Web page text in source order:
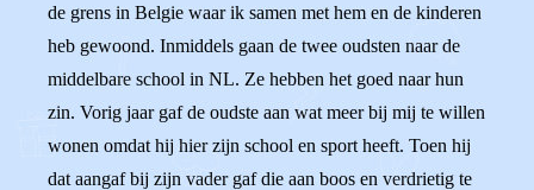
de grens in Belgie waar ik samen met hem en de kinderen
heb gewoond. Inmiddels gaan de twee oudsten naar de
middelbare school in NL. Ze hebben het goed naar hun
zin. Vorig jaar gaf de oudste aan wat meer bij mij te willen
wonen omdat hij hier zijn school en sport heeft. Toen hij
dat aangaf bij zijn vader gaf die aan boos en verdrietig te